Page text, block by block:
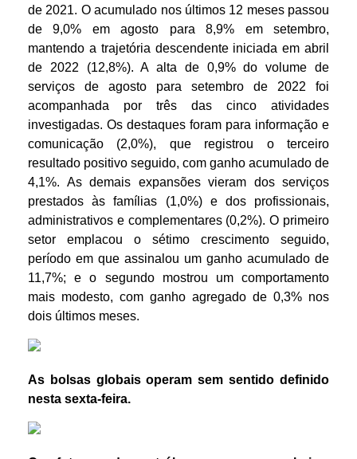
de 2021. O acumulado nos últimos 12 meses passou
de 9,0% em agosto para 8,9% em setembro,
mantendo a trajetória descendente iniciada em abril
de 2022 (12,8%). A alta de 0,9% do volume de
serviços de agosto para setembro de 2022 foi
acompanhada por três das cinco atividades
investigadas. Os destaques foram para informação e
comunicação (2,0%), que registrou o terceiro
resultado positivo seguido, com ganho acumulado de
4,1%. As demais expansões vieram dos serviços
prestados às famílias (1,0%) e dos profissionais,
administrativos e complementares (0,2%). O primeiro
setor emplacou o sétimo crescimento seguido,
período em que assinalou um ganho acumulado de
11,7%; e o segundo mostrou um comportamento
mais modesto, com ganho agregado de 0,3% nos
dois últimos meses.
As bolsas globais operam sem sentido definido
nesta sexta-feira.